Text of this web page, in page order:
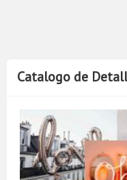
Catalogo de